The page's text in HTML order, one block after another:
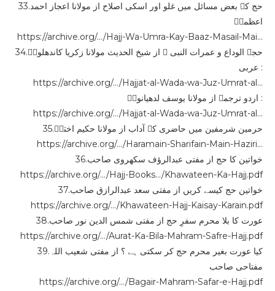
33.حج کے بعض مسائل میں غلو اور اسکی اصلاح از مولانا اعجاز احمد
اعظمیؒ
https://archive.org/…/Hajj-Wa-Umra-Kay-Baaz-Masail-Mai…
34.حجۃ الوداع و عمرات النبی ﷺ از شیخ الحدیث مولانا زکریا کاندھلویؒ
عربی :
https://archive.org/…/Hajjat-al-Wada-wa-Juz-Umrat-al…
اردو ترجمہ از مولانا یوسف لدھیانویؒ :
https://archive.org/…/Hajjat-al-Wada-wa-Juz-Umrat-al…
35.حرمین شرمفین میں حاضری کے آداب از مولانا حکیم اخترؒ
https://archive.org/…/Haramain-Sharifain-Main-Haziri…
36.خواتین کا حج از مفتی عبدالرؤف سکھروی صاحب
https://archive.org/…/Hajj-Books…/Khawateen-Ka-Hajj.pdf
37.خواتین حج کیسے کریں از مفتی سعد عبدالرازق صاحب
https://archive.org/…/Khawateen-Hajj-Kaisay-Karain.pdf
38.عورت کا بلا محرم سفرِ حج از مفتی شمس الدین نور صاحب
https://archive.org/…/Aurat-Ka-Bila-Mahram-Safre-Hajj.pdf
39.کیا عورت بغیر محرم حج کر سکتی ہے ؟ از مفتی شعیب اللہ
مفتاحی صاحب
https://archive.org/…/Bagair-Mahram-Safar-e-Hajj.pdf